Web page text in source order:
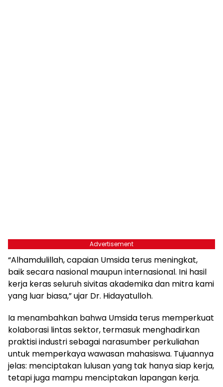
Advertisement
“Alhamdulillah, capaian Umsida terus meningkat,
baik secara nasional maupun internasional. Ini hasil
kerja keras seluruh sivitas akademika dan mitra kami
yang luar biasa,” ujar Dr. Hidayatulloh.
Ia menambahkan bahwa Umsida terus memperkuat
kolaborasi lintas sektor, termasuk menghadirkan
praktisi industri sebagai narasumber perkuliahan
untuk memperkaya wawasan mahasiswa. Tujuannya
jelas: menciptakan lulusan yang tak hanya siap kerja,
tetapi juga mampu menciptakan lapangan kerja.